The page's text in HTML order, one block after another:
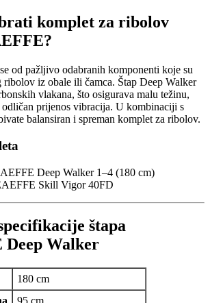
komplet za ribolov
od pažljivo odabranih komponenti koje su
ribolov iz obale ili čamca. Štap Deep Walker
vlakana, što osigurava malu težinu,
prijenos vibracija. U kombinaciji s
balansiran i spreman komplet za ribolov.
Deep Walker 1–4 (180 cm)
Skill Vigor 40FD
štapa
Walker
180 cm